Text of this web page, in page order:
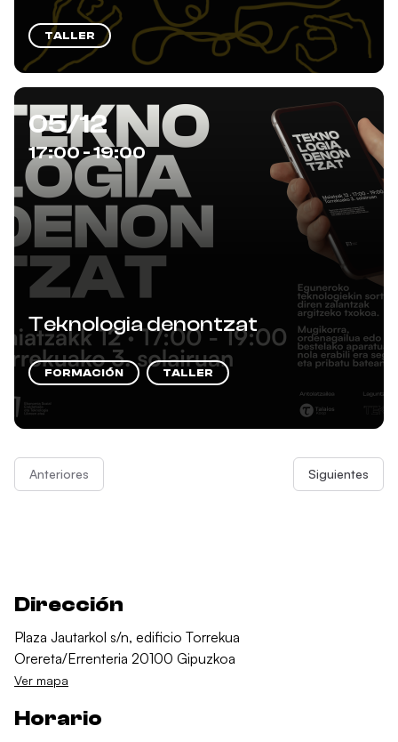
TALLER
05/12
17:00 - 19:00
Teknologia denontzat
FORMACIÓN TALLER
Anteriores Siguientes
Dirección
Plaza Jautarkol s/n, edificio Torrekua
Orereta/Errenteria 20100 Gipuzkoa
Ver mapa
Horario